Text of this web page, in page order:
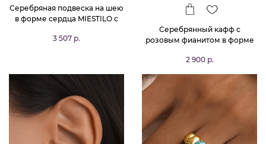
Серебряная подвеска на шею
в форме сердца MIESTILO с
3 507 р.
Серебрянный кафф с
розовым фианитом в форме
2 900 р.